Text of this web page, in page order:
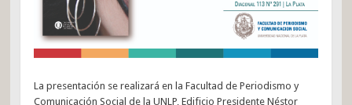
La presentación se realizará en la Facultad de Periodismo y
Comunicación Social de la UNLP, Edificio Presidente Néstor